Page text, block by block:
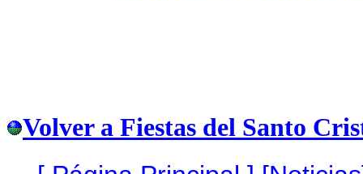
Volver a Fiestas del Santo